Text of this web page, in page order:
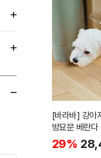
[바라바] 강아
방묘문 베란다
29%